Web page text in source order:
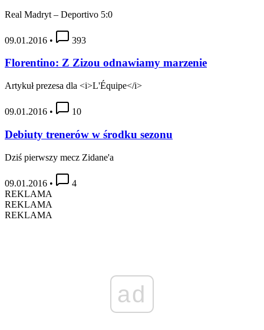
Real Madryt – Deportivo 5:0
09.01.2016 • 393
Florentino: Z Zizou odnawiamy marzenie
Artykuł prezesa dla <i>L'Équipe</i>
09.01.2016 • 10
Debiuty trenerów w środku sezonu
Dziś pierwszy mecz Zidane'a
09.01.2016 •
4
REKLAMA
REKLAMA
REKLAMA
ad